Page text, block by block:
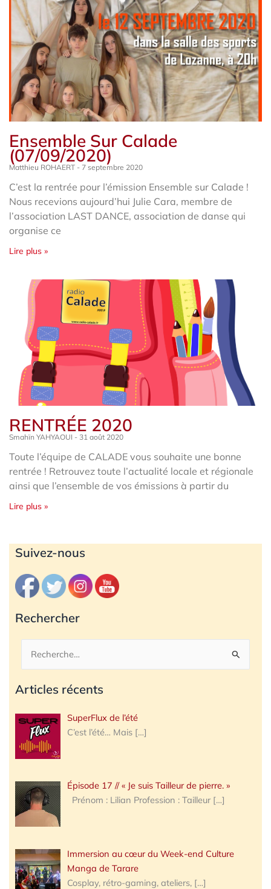
Ensemble Sur Calade
(07/09/2020)
Matthieu ROHAERT 7 septembre 2020
C’est la rentrée pour l’émission Ensemble sur Calade !
Nous recevions aujourd’hui Julie Cara, membre de
l’association LAST DANCE, association de danse qui
organise ce
Lire plus »
RENTRÉE 2020
Smahïn YAHYAOUI 31 août 2020
Toute l’équipe de CALADE vous souhaite une bonne
rentrée ! Retrouvez toute l’actualité locale et régionale
ainsi que l’ensemble de vos émissions à partir du
Lire plus »
Suivez-nous
Rechercher
Rechercher :
Articles récents
SuperFlux de l’été
C’est l’été… Mais […]
Épisode 17 // « Je suis Tailleur de pierre. »
Prénom : Lilian Profession : Tailleur […]
Immersion au cœur du Week-end Culture
Manga de Tarare
Cosplay, rétro-gaming, ateliers, […]
Archives